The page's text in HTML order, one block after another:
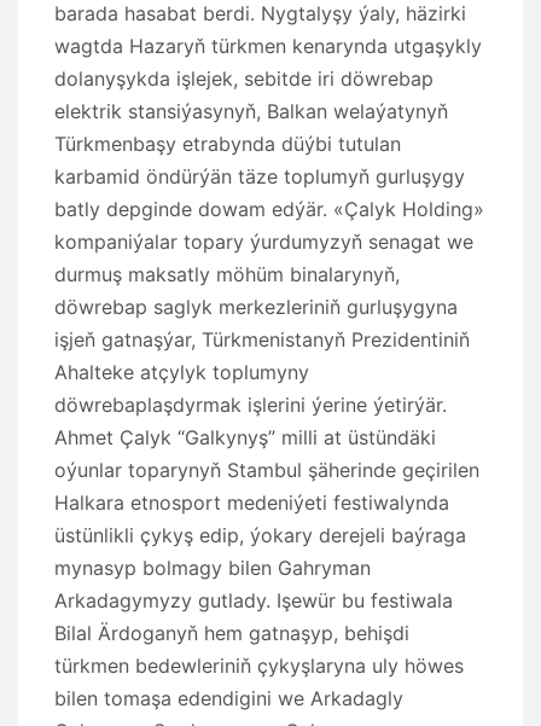
barada hasabat berdi. Nygtalyşy ýaly, häzirki
wagtda Hazaryň türkmen kenarynda utgaşykly
dolanyşykda işlejek, sebitde iri döwrebap
elektrik stansiýasynyň, Balkan welaýatynyň
Türkmenbaşy etrabynda düýbi tutulan
karbamid öndürýän täze toplumyň gurluşygy
batly depginde dowam edýär. «Çalyk Holding»
kompaniýalar topary ýurdumyzyň senagat we
durmuş maksatly möhüm binalarynyň,
döwrebap saglyk merkezleriniň gurluşygyna
işjeň gatnaşýar, Türkmenistanyň Prezidentiniň
Ahalteke atçylyk toplumyny
döwrebaplaşdyrmak işlerini ýerine ýetirýär.
Ahmet Çalyk “Galkynyş” milli at üstündäki
oýunlar toparynyň Stambul şäherinde geçirilen
Halkara etnosport medeniýeti festiwalynda
üstünlikli çykyş edip, ýokary derejeli baýraga
mynasyp bolmagy bilen Gahryman
Arkadagymyzy gutlady. Işewür bu festiwala
Bilal Ärdoganyň hem gatnaşyp, behişdi
türkmen bedewleriniň çykyşlaryna uly höwes
bilen tomaşa edendigini we Arkadagly